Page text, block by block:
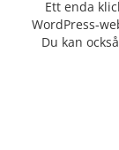
Ett enda
WordPress-
Du kan